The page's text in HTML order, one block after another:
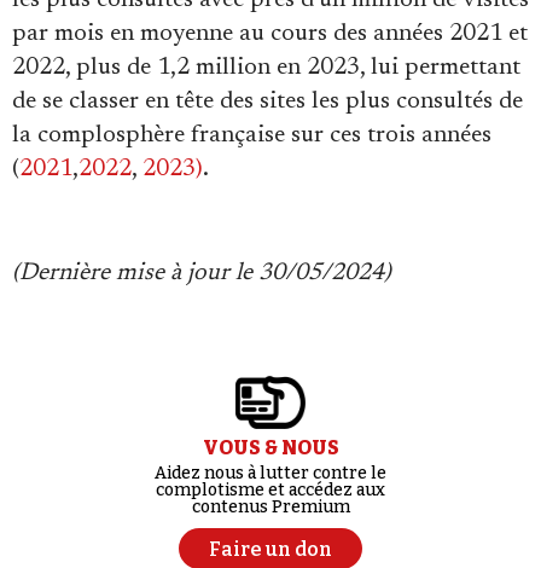
par mois en moyenne au cours des années 2021 et
2022, plus de 1,2 million en 2023, lui permettant
de se classer en tête des sites les plus consultés de
la complosphère française sur ces trois années
(2021,2022, 2023).
(Dernière mise à jour le 30/05/2024)
VOUS & NOUS
Aidez nous à lutter contre le
complotisme et accédez aux
contenus Premium
Faire un don